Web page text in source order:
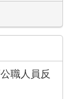
職人員反